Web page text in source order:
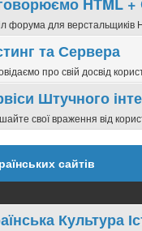
форума для верстальщиків
та Сервера
про свій досвід
Штучного
свої враження від
сайтів
Культура